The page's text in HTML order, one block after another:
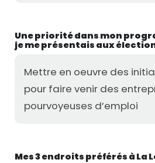
Une priorité dans mon
je me présentais aux
Mettre en oeuvre des
pour faire venir des
pourvoyeuses d’emploi
Mes 3 endroits préférés à La